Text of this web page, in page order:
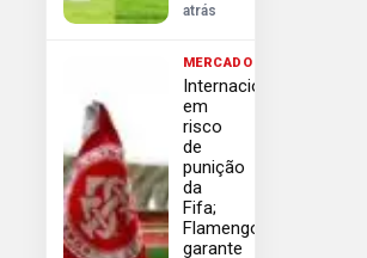
atrás
MERCADO
Internacional
em
risco
de
punição
da
Fifa;
Flamengo
garante